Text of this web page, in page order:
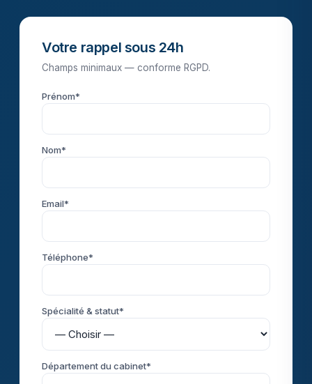
Votre rappel sous 24h
Champs minimaux — conforme RGPD.
Prénom*
Nom*
Email*
Téléphone*
Spécialité & statut*
Département du cabinet*